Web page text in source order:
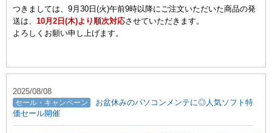
つきましては、9月30日(火)午前9時以降にご注文いただいた商品の発
送は、 10月2日(木)より順次対応させていただきます。
よろしくお願い申し上げます。
2025/08/08
セール・キャンペーン
お盆休みのパソコンメンテに◎人気ソフト特
価セール開催